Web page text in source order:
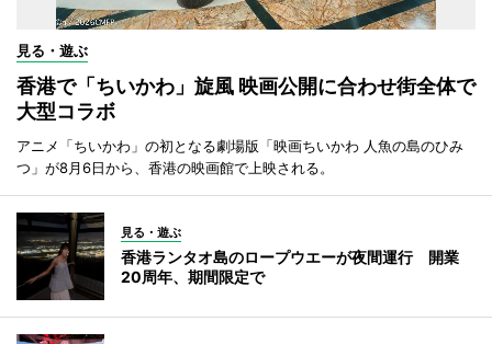
見る・遊ぶ
香港で「ちいかわ」旋風 映画公開に合わせ街全体で
大型コラボ
アニメ「ちいかわ」の初となる劇場版「映画ちいかわ 人魚の島のひみ
つ」が8月6日から、香港の映画館で上映される。
見る・遊ぶ
香港ランタオ島のロープウエーが夜間運行 開業
20周年、期間限定で